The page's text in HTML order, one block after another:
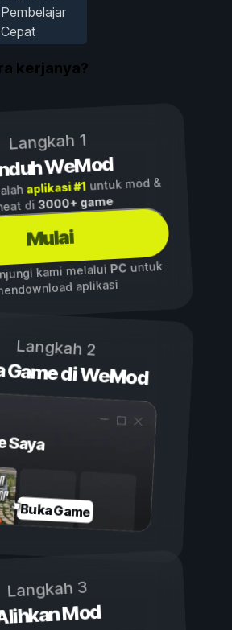
Pembelajar
Cepat
kerjanya?
Langkah 1
WeMod
aplikasi #1untuk mod &
di3000+ game
Mulai
kami melalui PCuntuk
aplikasi
Langkah 2
Game di WeMod
Saya
Buka Game
Langkah 3
Mod